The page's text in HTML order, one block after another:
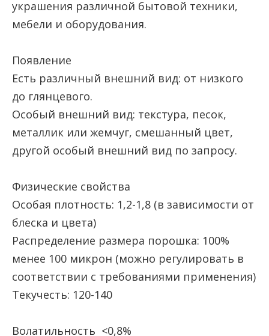
украшения различной бытовой техники,
мебели и оборудования.
Появление
Есть различный внешний вид: от низкого
до глянцевого.
Особый внешний вид: текстура, песок,
металлик или жемчуг, смешанный цвет,
другой особый внешний вид по запросу.
Физические свойства
Особая плотность: 1,2-1,8 (в зависимости от
блеска и цвета)
Распределение размера порошка: 100%
менее 100 микрон (можно регулировать в
соответствии с требованиями применения)
Текучесть: 120-140
Волатильность <0,8%